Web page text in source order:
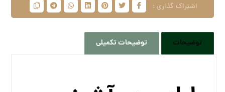
توضیحات توضیحات تکمیلی